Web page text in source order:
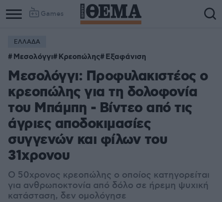
Games
Column
1
Column
2
ΕΛΛΑΔΑ
Μεσολόγγι Κρεοπώλης Εξαφάνιση
Μεσολόγγι: Προφυλακιστέος ο
κρεοπώλης για τη δολοφονία
του Μπάμπη - Βίντεο από τις
άγριες αποδοκιμασίες
συγγενών και φίλων του
31χρονου
Ο 50χρονος κρεοπώλης ο οποίος κατηγορείται
για ανθρωποκτονία από δόλο σε ήρεμη ψυχική
κατάσταση, δεν ομολόγησε